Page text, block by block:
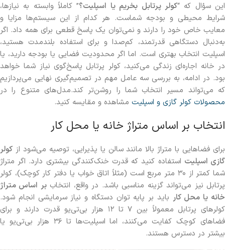
این سؤال که “کولر پرتابل بخریم یا اسپلیت؟” کاملاً وابسته به نیازها،
شرایط محیطی و بودجه شماست. هر کدام از این سیستم‌ها مزایا و
معایب خاص خود را دارند و نمی‌توان یک پاسخ قطعی برای همه داد. اگر
به‌دنبال دستگاهی قدرتمند، کم‌صدا و برای استفاده بلندمدت هستید،
اسپلیت انتخاب بهتری است. اما اگر محدودیت فضایی یا بودجه دارید، یا
در خانه اجاره‌ای زندگی می‌کنید، کولر پرتابل پاسخ‌گوی نیاز شما خواهد
بود. در ادامه، به بررسی سه عامل مهم در تصمیم‌گیری نهایی می‌پردازیم
که می‌تواند مسیر انتخاب شما را روشن‌تر کند.مدل‌های متنوع را در
محصولات کولر گازی و اسپلیت مشاهده و مقایسه کنید.
انتخاب بر اساس متراژ خانه یا محل کار
برای فضاهایی با متراژ بالا مانند سالن یا پذیرایی، توصیه می‌شود از کولر
گازی اسپلیت استفاده کنید که قدرت خنک‌کنندگی بیشتری دارد. اگر متراژ
شما کمتر از ۳۰ متر مربع است (مثلاً اتاق خواب یا دفتر کار کوچک)، کولر
پرتابل نیز می‌تواند گزینه مناسبی باشد. در واقع، انتخاببر اساس متراژ
خانه یا محل کار باید بر پایه توان دستگاه و نیاز سرمایشی انجام شود.
کولرهای پرتابل معمولاً بین ۷ تا ۱۲ هزار بی‌تی‌یو قدرت دارند و برای
فضاهای کوچک کفایت می‌کنند، اما اسپلیت‌ها تا ۳۶ هزار بی‌تی‌یو یا
بیشتر در دسترس هستند.